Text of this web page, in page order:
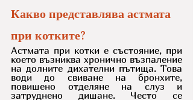
Какво представлява астмата
при котките?
Астмата при котки е състояние, при
което възниква хронично възпаление
на долните дихателни пътища. Това
води до свиване на бронхите,
повишено отделяне на слуз и
затруднено дишане. Често се